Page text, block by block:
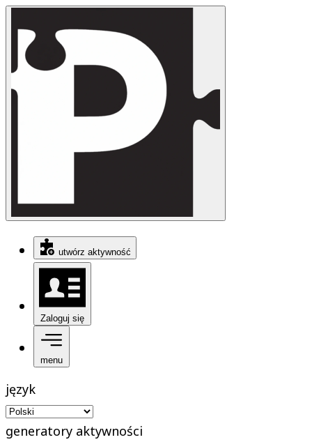
utwórz aktywność
Zaloguj się
menu
język
generatory aktywności